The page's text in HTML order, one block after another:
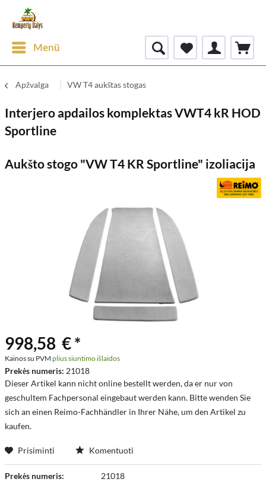
Menü
Apžvalga VW T4 aukštas stogas
Interjero apdailos komplektas VWT4 kR HOD
Sportline
Aukšto stogo "VW T4 KR Sportline" izoliacija
998,58 € *
Kainos su PVM plius siuntimo išlaidos
Prekės numeris: 21018
Dieser Artikel kann nicht online bestellt werden, da er nur von
geschultem Fachpersonal eingebaut werden kann. Bitte wenden Sie
sich an einen Reimo-Fachhändler in Ihrer Nähe, um den Artikel zu
kaufen.
Prisiminti Komentuoti
Prekės numeris: 21018